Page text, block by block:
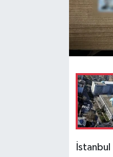
İstanbul